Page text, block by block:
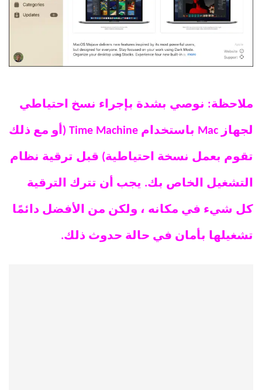
ملاحظة: نوصي بشدة بإجراء نسخ احتياطي
لجهاز Mac باستخدام Time Machine (أو مع ذلك
تقوم بعمل نسخة احتياطية) قبل ترقية نظام
التشغيل الخاص بك. يجب أن تترك الترقية
كل شيء في مكانه ، ولكن من الأفضل دائمًا
تشغيلها بأمان في حالة حدوث ذلك.